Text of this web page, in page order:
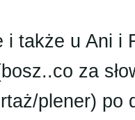
i także u Ani
za
plener) po